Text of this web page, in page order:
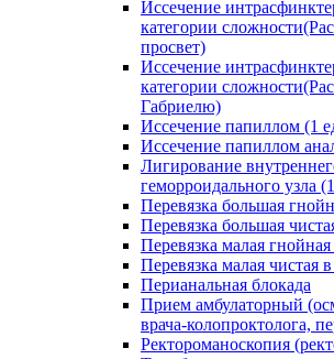
Иссечение
категории
просвет)
Иссечение
категории
Габриелю)
Иссечение папиллом (1
Иссечение папиллом
Лигирование
геморроидального узла
Перевязка большая
Перевязка большая
Перевязка малая
Перевязка малая чистая
Перианальная блокада
Прием амбулаторный
врача-колопроктолога,
Ректороманоскопия